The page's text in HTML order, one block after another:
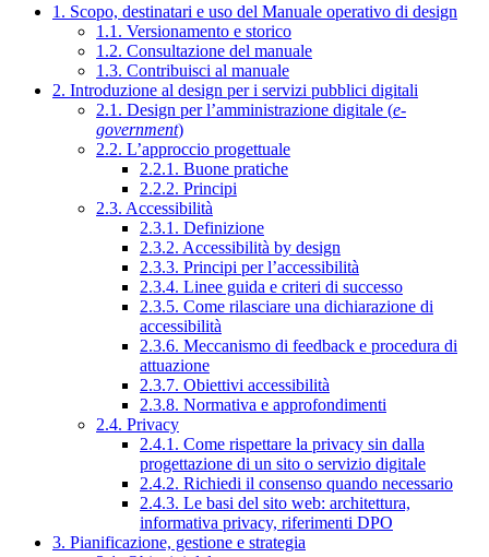
1. Scopo, destinatari e uso del Manuale operativo di design
1.1. Versionamento e storico
1.2. Consultazione del manuale
1.3. Contribuisci al manuale
2. Introduzione al design per i servizi pubblici digitali
2.1. Design per l’amministrazione digitale (e-
government)
2.2. L’approccio progettuale
2.2.1. Buone pratiche
2.2.2. Principi
2.3. Accessibilità
2.3.1. Definizione
2.3.2. Accessibilità by design
2.3.3. Principi per l’accessibilità
2.3.4. Linee guida e criteri di successo
2.3.5. Come rilasciare una dichiarazione di
accessibilità
2.3.6. Meccanismo di feedback e procedura di
attuazione
2.3.7. Obiettivi accessibilità
2.3.8. Normativa e approfondimenti
2.4. Privacy
2.4.1. Come rispettare la privacy sin dalla
progettazione di un sito o servizio digitale
2.4.2. Richiedi il consenso quando necessario
2.4.3. Le basi del sito web: architettura,
informativa privacy, riferimenti DPO
3. Pianificazione, gestione e strategia